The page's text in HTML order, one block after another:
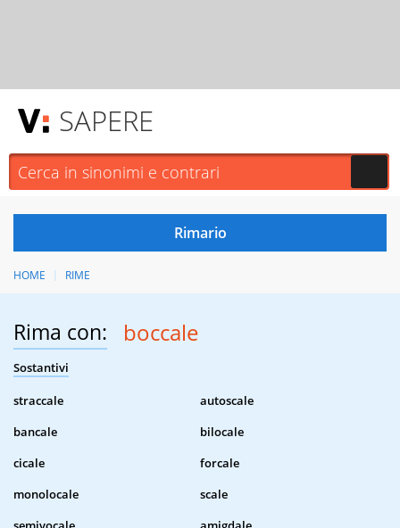
SAPERE
HOME RIME
Rima con: boccale
Sostantivi
straccale
autoscale
bancale
bilocale
cicale
forcale
monolocale
scale